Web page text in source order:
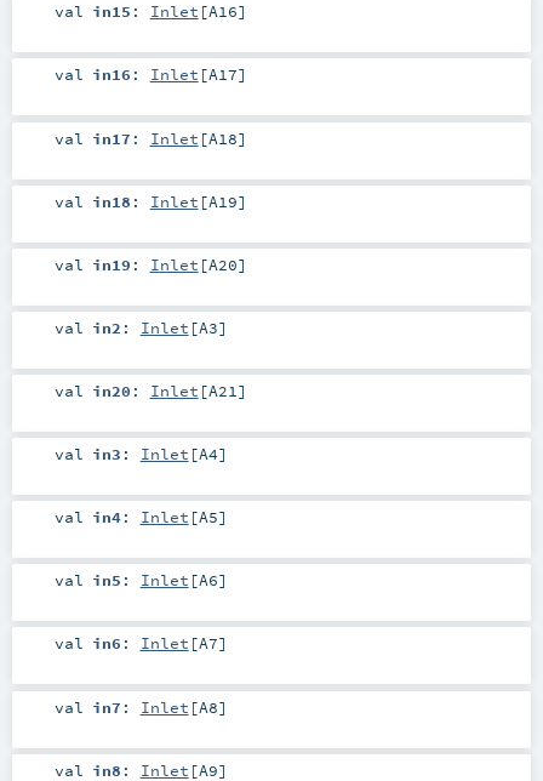
val in15 : Inlet [A16]
val in16 : Inlet [A17]
val in17 : Inlet [A18]
val in18 : Inlet [A19]
val in19 : Inlet [A20]
val in2 : Inlet [A3]
val in20 : Inlet [A21 ]
val in3 : Inlet [A4]
val in4: Inlet [A5]
val in5 : Inlet [A6]
val in6 : Inlet [A7]
val in7 : Inlet [A8]
val in8 : Inlet [A9]